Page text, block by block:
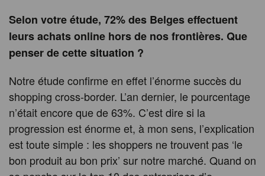
Selon votre étude, 72% des Belges effectuent
leurs achats online hors de nos frontières. Que
penser de cette situation ?
Notre étude confirme en effet l’énorme succès du
shopping cross-border. L’an dernier, le pourcentage
n’était encore que de 63%. C’est dire si la
progression est énorme et, à mon sens, l’explication
est toute simple : les shoppers ne trouvent pas ‘le
bon produit au bon prix’ sur notre marché. Quand on